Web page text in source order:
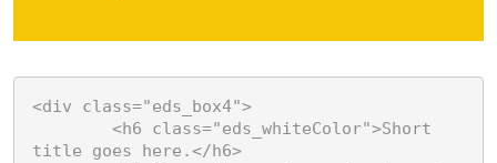
<div class="eds_box4">
title goes here.</h6>